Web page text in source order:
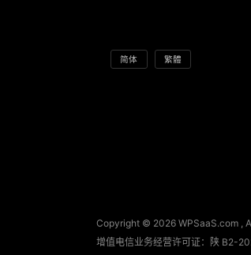
简体 繁體
Copyright © 2026 WPSaaS.com ,
增值电信业务经营许可证：陕 B2-